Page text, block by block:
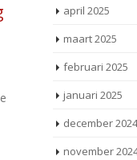
08
sep
zeevaart. Het
de
april 2025
maart 2025
februari 2025
januari 2025
december 2024
november